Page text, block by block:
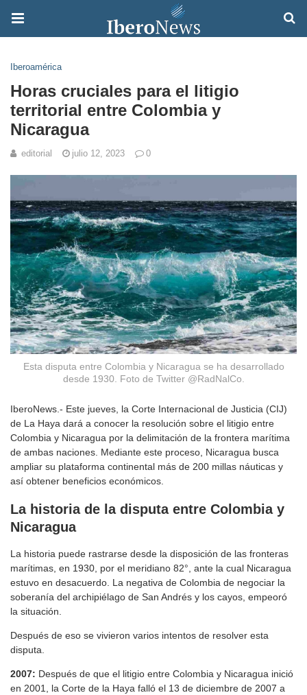
Iberoamérica
Horas cruciales para el litigio
territorial entre Colombia y
Nicaragua
editorial julio 12, 2023 0
Esta disputa entre Colombia y Nicaragua se ha desarrollado
desde 1930. Foto de Twitter @RadNalCo.
IberoNews.- Este jueves, la Corte Internacional de Justicia (CIJ)
de La Haya dará a conocer la resolución sobre el litigio entre
Colombia y Nicaragua por la delimitación de la frontera marítima
de ambas naciones. Mediante este proceso, Nicaragua busca
ampliar su plataforma continental más de 200 millas náuticas y
así obtener beneficios económicos.
La historia de la disputa entre Colombia y
Nicaragua
La historia puede rastrarse desde la disposición de las fronteras
marítimas, en 1930, por el meridiano 82°, ante la cual Nicaragua
estuvo en desacuerdo. La negativa de Colombia de negociar la
soberanía del archipiélago de San Andrés y los cayos, empeoró
la situación.
Después de eso se vivieron varios intentos de resolver esta
disputa.
2007: Después de que el litigio entre Colombia y Nicaragua inició
en 2001, la Corte de la Haya falló el 13 de diciembre de 2007 a